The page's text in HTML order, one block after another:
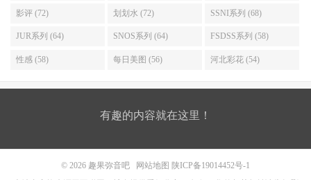
影评 (72) 划划水 (72) SSNI系列 (68)
JUR系列 (64) SNOS系列 (64) FSDSS系列 (58)
性感 (58) 每日美图 (56) 河北彩花 (54)
有趣的内容就在这里！
© 2026 趣果弥音吧 网站地图 陕ICP备19014452号-1